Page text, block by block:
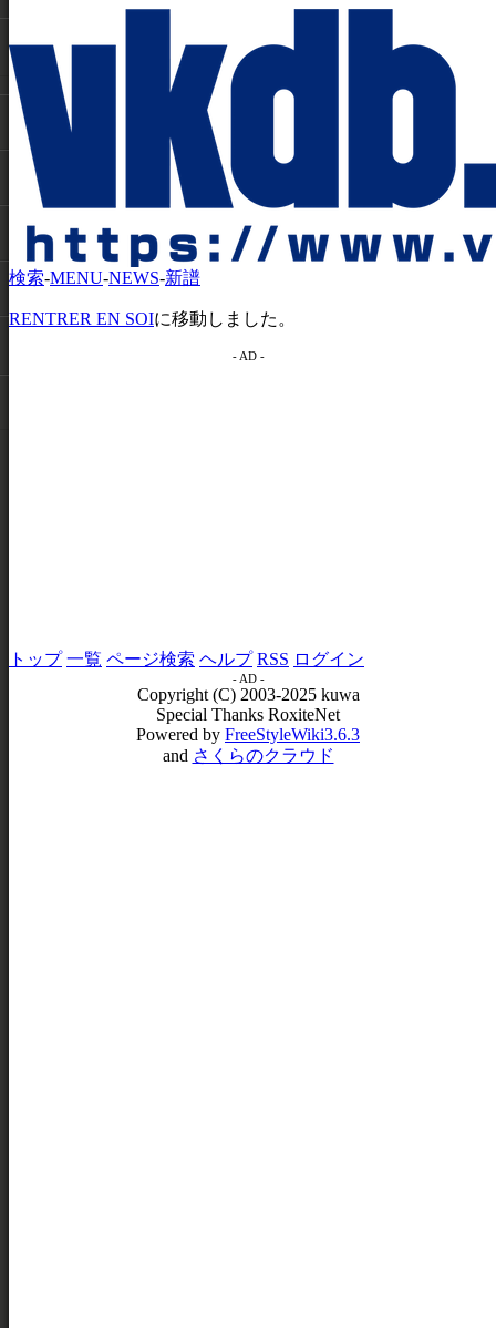
検索-MENU-NEWS-新譜
RENTRER EN SOIに移動しました。
- AD -
トップ 一覧 ページ検索 ヘルプ RSS ログイン
- AD -
Copyright (C) 2003-2025 kuwa
Special Thanks RoxiteNet
Powered by FreeStyleWiki3.6.3
and さくらのクラウド